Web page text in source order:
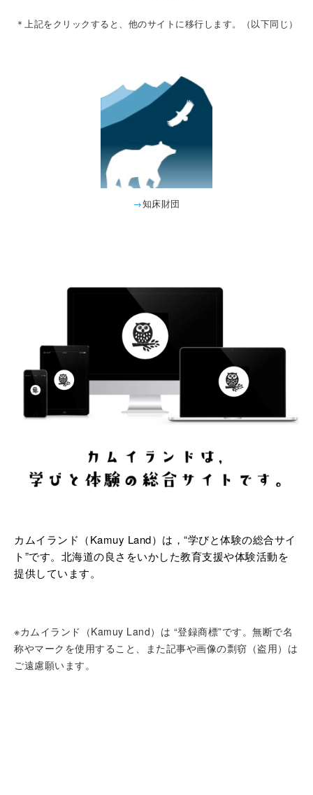
＊上記をクリックすると、他のサイトに移行します。（以下同じ）
→知床財団
カムイランド（Kamuy Land）は，“学びと体験の総合サイ
ト”です。北海道の良さをいかした教育支援や体験活動を
提供しています。
※カムイランド（Kamuy Land）は “登録商標”です。無断で名
称やマークを使用すること、また記事や画像の剽窃（盗用）は
ご遠慮願います。